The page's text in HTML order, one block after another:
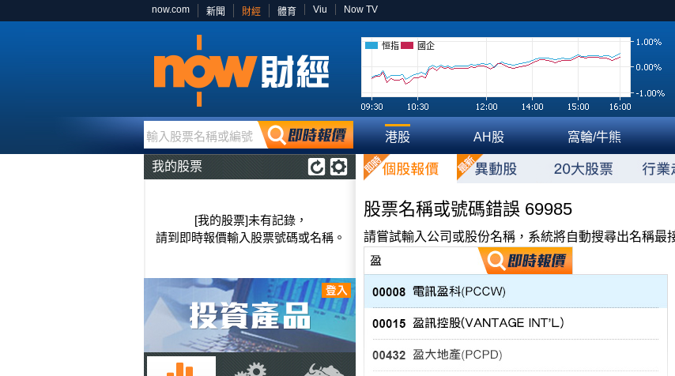
now.com 新聞 財經 體育 Viu Now TV
恒指 國企
輸入股票名稱或編號 港股 AH股 窩輪/牛熊
我的股票
[我的股票]未有記錄，
請到即時報價輸入股票號碼或名稱。
股票名稱或號碼錯誤 69985
請嘗試輸入公司或股份名稱，系統將自動搜尋出名稱最